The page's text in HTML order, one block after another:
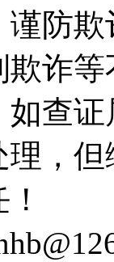
防
诈
查
，